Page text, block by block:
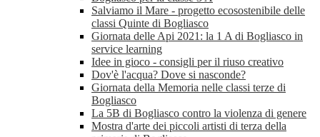
Salviamo il Mare - progetto ecosostenibile delle
classi Quinte di Bogliasco
Giornata delle Api 2021: la 1 A di Bogliasco in
service learning
Idee in gioco - consigli per il riuso creativo
Dov'è l'acqua? Dove si nasconde?
Giornata della Memoria nelle classi terze di
Bogliasco
La 5B di Bogliasco contro la violenza di genere
Mostra d'arte dei piccoli artisti di terza della